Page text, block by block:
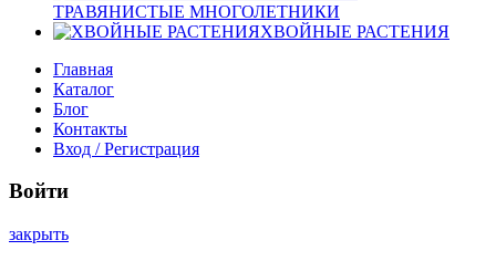
ТРАВЯНИСТЫЕ МНОГОЛЕТНИКИ
ХВОЙНЫЕ РАСТЕНИЯ
Главная
Каталог
Блог
Контакты
Вход / Регистрация
Войти
закрыть